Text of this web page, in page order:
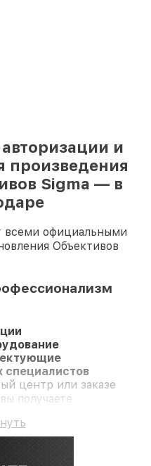
и
произведения
Sigma — в
всеми официальными
Объективов
специалистов
центр или заказе
получаете